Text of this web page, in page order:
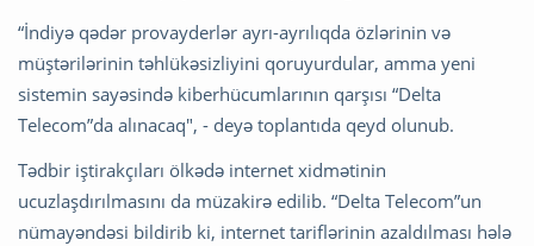
“İndiyə qədər provayderlər ayrı-ayrılıqda özlərinin və
müştərilərinin təhlükəsizliyini qoruyurdular, amma yeni
sistemin sayəsində kiberhücumlarının qarşısı “Delta
Telecom”da alınacaq", - deyə toplantıda qeyd olunub.
Tədbir iştirakçıları ölkədə internet xidmətinin
ucuzlaşdırılmasını da müzakirə edilib. “Delta Telecom”un
nümayəndəsi bildirib ki, internet tariflərinin azaldılması hələ